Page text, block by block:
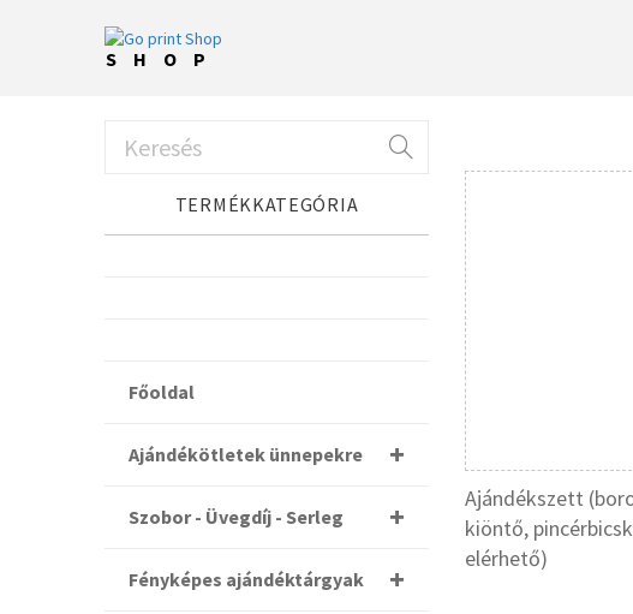
SHOP
TERMÉKKATEGÓRIA
Főoldal
Ajándékötletek ünnepekre
Szobor - Üvegdíj - Serleg
Fényképes ajándéktárgyak
Ajándékszett
kiöntő,
elérhető)